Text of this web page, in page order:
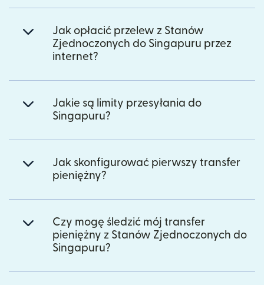
Jak opłacić przelew z Stanów
Zjednoczonych do Singapuru przez
internet?
Jakie są limity przesyłania do
Singapuru?
Jak skonfigurować pierwszy transfer
pieniężny?
Czy mogę śledzić mój transfer
pieniężny z Stanów Zjednoczonych do
Singapuru?